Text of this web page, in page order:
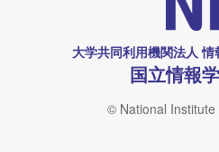
大学共同利用機関法人 情
国立情報
© National